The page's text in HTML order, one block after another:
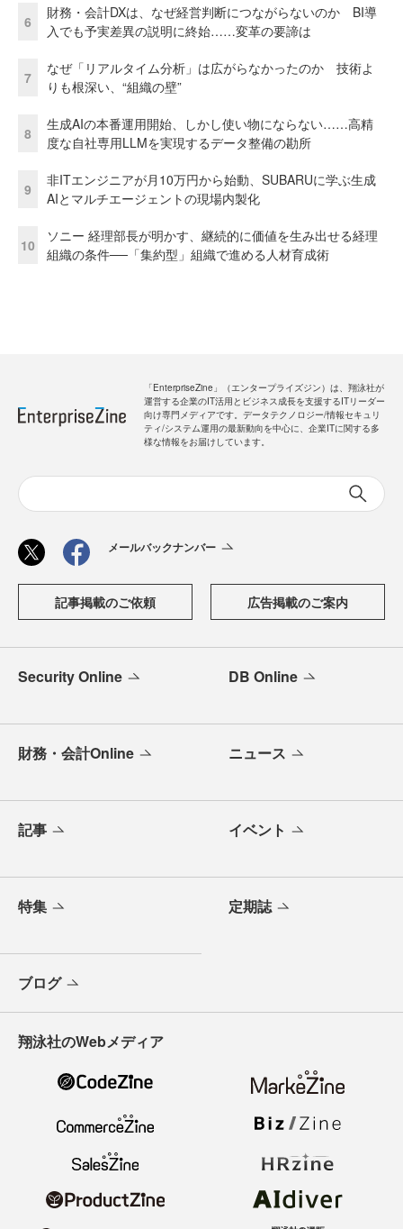
6
財務・会計DXは、なぜ経営判断につながらないのか BI導
入でも予実差異の説明に終始……変革の要諦は
7
なぜ「リアルタイム分析」は広がらなかったのか 技術よ
りも根深い、“組織の壁”
8
生成AIの本番運用開始、しかし使い物にならない……高精
度な自社専用LLMを実現するデータ整備の勘所
9
非ITエンジニアが月10万円から始動、SUBARUに学ぶ生成
AIとマルチエージェントの現場内製化
10
ソニー 経理部長が明かす、継続的に価値を生み出せる経理
組織の条件──「集約型」組織で進める人材育成術
「EnterpriseZine」（エンタープライズジン）は、翔泳社が
運営する企業のIT活用とビジネス成長を支援するITリーダー
向け専門メディアです。データテクノロジー/情報セキュリ
ティ/システム運用の最新動向を中心に、企業ITに関する多
様な情報をお届けしています。
メールバックナンバー
記事掲載のご依頼 広告掲載のご案内
Security Online DB Online
財務・会計Online ニュース
記事 イベント
特集 定期誌
ブログ
翔泳社のWebメディア